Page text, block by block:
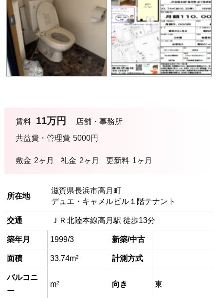
賃料 11万円
店舗・事務所
共益費・管理費 5000円
敷金 2ヶ月 礼金 2ヶ月 更新料 1ヶ月
所在地
滋賀県長浜市高月町
デュエ・キャメルビル１階テナント
交通 ＪＲ北陸本線高月駅 徒歩13分
築年月 1999/3 新築/中古
面積 33.74m² 計測方式
バルコニ
ー
m² 向き 東